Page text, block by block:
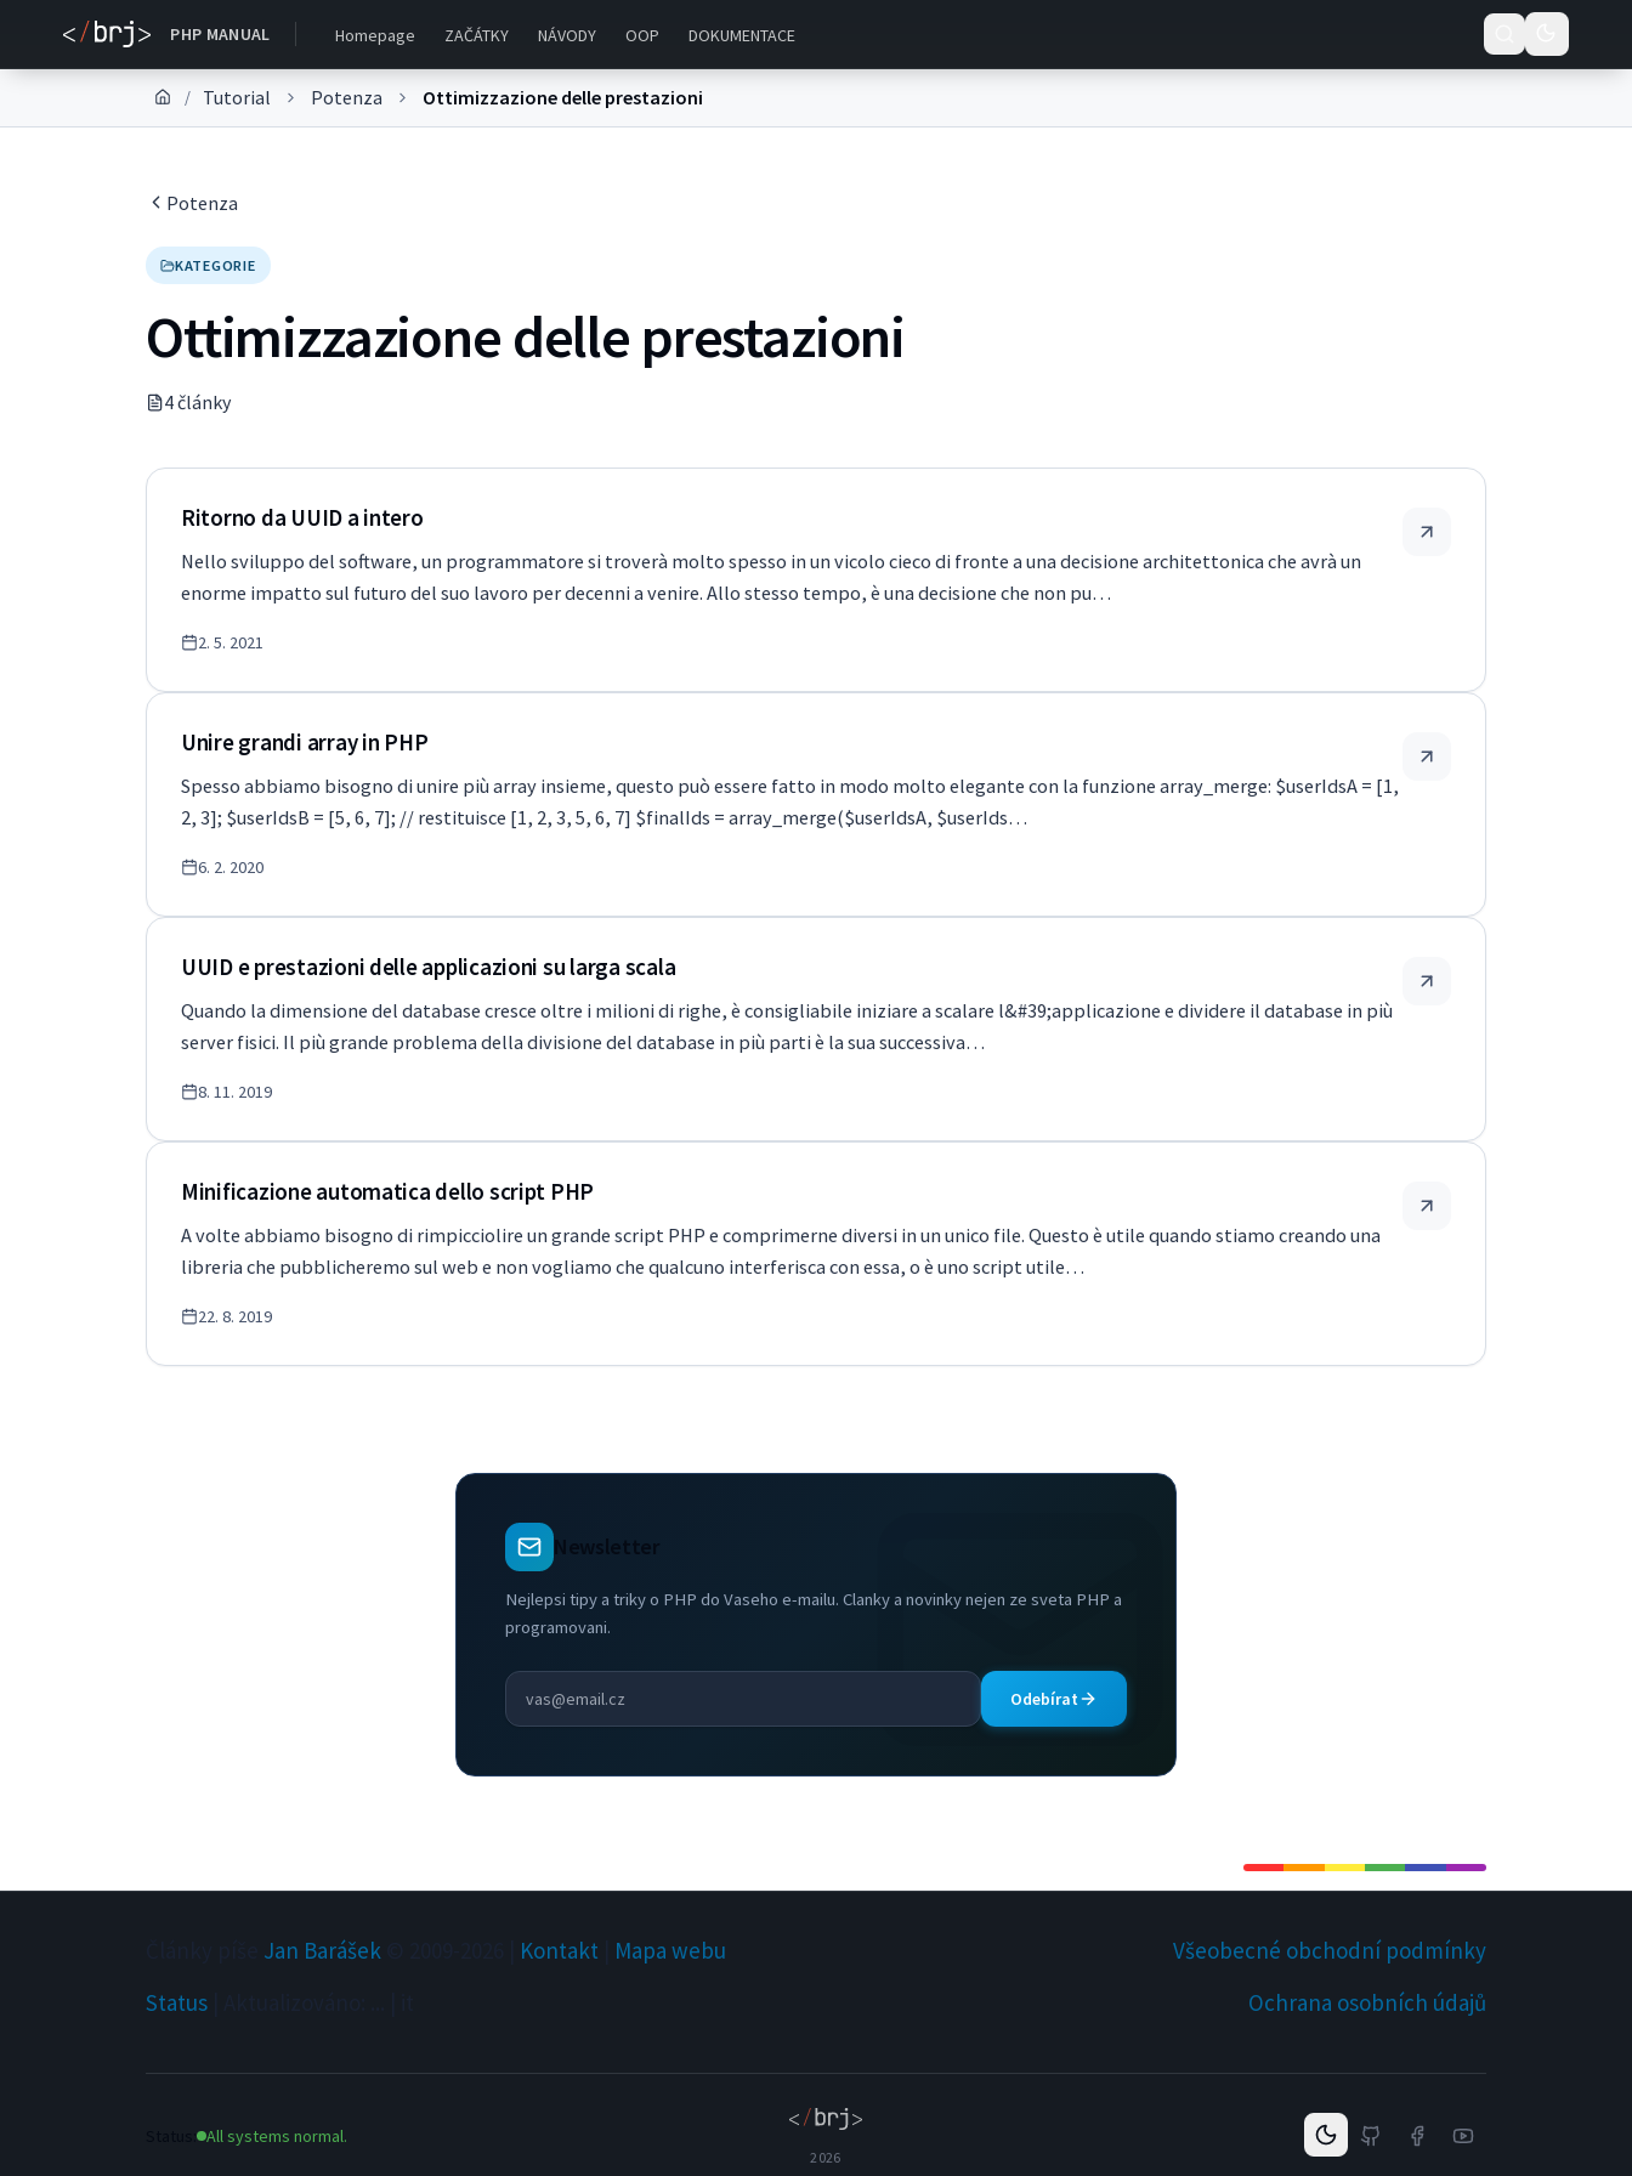
PHP MANUAL Homepage ZAČÁTKY NÁVODY OOP DOKUMENTACE
/ Tutorial Potenza Ottimizzazione delle prestazioni
Potenza
KATEGORIE
Ottimizzazione delle prestazioni
4články
Ritorno da UUID a intero
Nello sviluppo del software, un programmatore si troverà molto spesso in un vicolo cieco di fronte a una decisione architettonica che avrà un
enorme impatto sul futuro del suo lavoro per decenni a venire. Allo stesso tempo, è una decisione che non pu…
2. 5. 2021
Unire grandi array in PHP
Spesso abbiamo bisogno di unire più array insieme, questo può essere fatto in modo molto elegante con la funzione array_merge: $userIdsA = [1,
2, 3]; $userIdsB = [5, 6, 7]; // restituisce [1, 2, 3, 5, 6, 7] $finalIds = array_merge($userIdsA, $userIds…
6. 2. 2020
UUID e prestazioni delle applicazioni su larga scala
Quando la dimensione del database cresce oltre i milioni di righe, è consigliabile iniziare a scalare l&#39;applicazione e dividere il database in più
server fisici. Il più grande problema della divisione del database in più parti è la sua successiva…
8. 11. 2019
Minificazione automatica dello script PHP
A volte abbiamo bisogno di rimpicciolire un grande script PHP e comprimerne diversi in un unico file. Questo è utile quando stiamo creando una
libreria che pubblicheremo sul web e non vogliamo che qualcuno interferisca con essa, o è uno script utile…
22. 8. 2019
Newsletter
Nejlepsi tipy a triky o PHP do Vaseho e-mailu. Clanky a novinky nejen ze sveta PHP a
programovani.
Odebírat
Jan Barášek Kontakt
Mapa webu
Status
Všeobecné obchodní podmínky
Ochrana osobních údajů
All systems normal.
2026